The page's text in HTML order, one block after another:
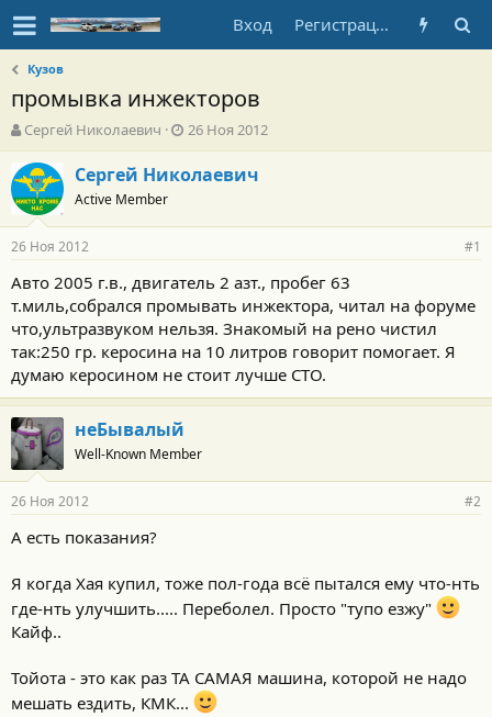
Вход Регистрация
Кузов
промывка инжекторов
А
в
т
о
р
т
е
м
ы
Сергей Николаевич
Д
а
т
а
а
а
л
а
26 Ноя 2012
Сергей Николаевич
Active Member
26 Ноя 2012 #1
Авто 2005 г.в., двигатель 2 азт., пробег 63
т.миль,собрался промывать инжектора, читал на форуме
что,ультразвуком нельзя. Знакомый на рено чистил
так:250 гр. керосина на 10 литров говорит помогает. Я
думаю керосином не стоит лучше СТО.
неБывалый
Well-Known Member
26 Ноя 2012 #2
А есть показания?
Я когда Хая купил, тоже пол-года всё пытался ему что-нть
где-нть улучшить..... Переболел. Просто "тупо езжу"
Кайф..
Тойота - это как раз ТА САМАЯ машина, которой не надо
мешать ездить, КМК...